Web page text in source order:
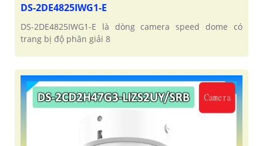
DS-2DE4825IWG1-E
DS-2DE4825IWG1-E là dòng camera speed dome có
trang bị độ phân giải 8